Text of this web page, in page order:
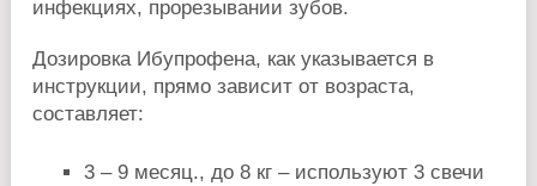
инфекциях, прорезывании зубов.
Дозировка Ибупрофена, как указывается в
инструкции, прямо зависит от возраста,
составляет:
3 – 9 месяц., до 8 кг – используют 3 свечи